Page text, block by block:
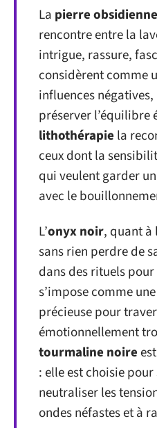
La pierre
rencontre entre la
intrigue, rassure,
considèrent comme
influences
préserver l’équilibre
lithothérapie la
ceux dont la
qui veulent garder
avec le
L’onyx noir, quant à
sans rien perdre de
dans des rituels
s’impose comme
précieuse pour
émotionnellement
tourmaline noire
: elle est choisie
neutraliser les
ondes néfastes et à